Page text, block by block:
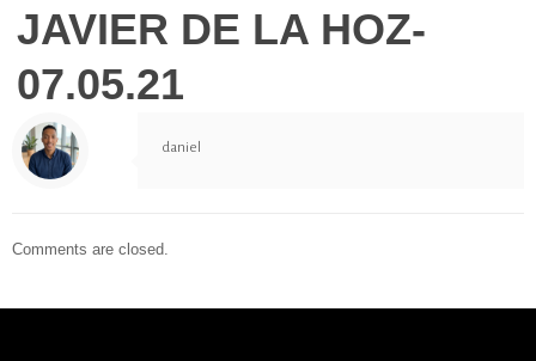
JAVIER DE LA HOZ-
07.05.21
daniel
Comments are closed.